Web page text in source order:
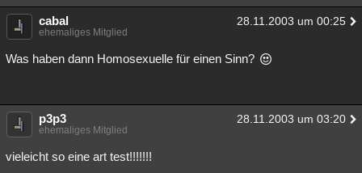
cabal 28.11.2003 um 00:25
ehemaliges Mitglied
Was haben dann Homosexuelle für einen Sinn?
p3p3 28.11.2003 um 03:20
ehemaliges Mitglied
vieleicht so eine art test!!!!!!!